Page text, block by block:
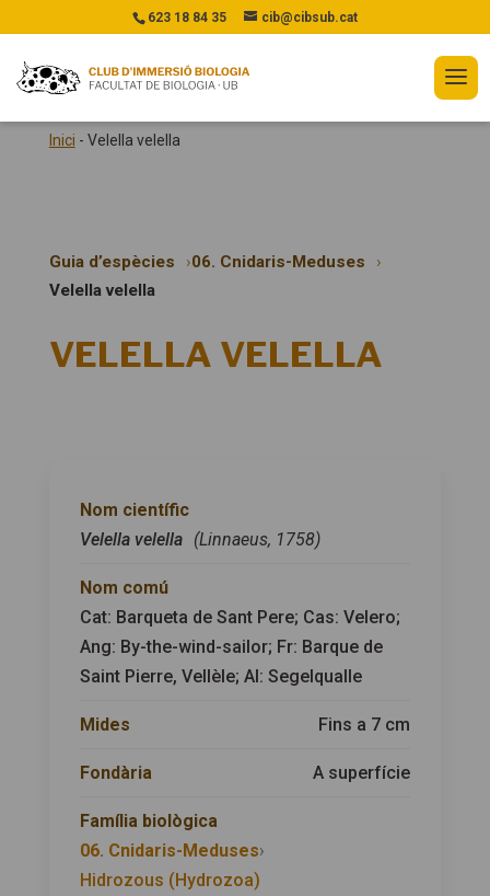
623 18 84 35 cib@cibsub.cat
Inici - Velella velella
Guia d’espècies
06. Cnidaris-Meduses
Velella velella
VELELLA VELELLA
Nom científic
Velella velella (Linnaeus, 1758)
Nom comú
Cat: Barqueta de Sant Pere; Cas: Velero;
Ang: By-the-wind-sailor; Fr: Barque de
Saint Pierre, Vellèle; Al: Segelqualle
Mides Fins a 7 cm
Fondària A superfície
Família biològica
06. Cnidaris-Meduses›
Hidrozous (Hydrozoa)